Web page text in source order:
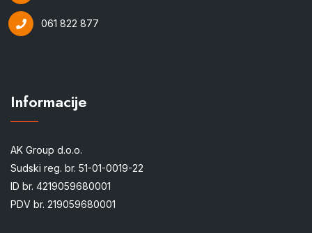
061 822 877
Informacije
AK Group d.o.o.
Sudski reg. br. 51-01-0019-22
ID br. 4219059680001
PDV br. 219059680001